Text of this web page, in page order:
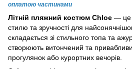
оплатою частинами
Літній пляжний костюм Chloe — це
стилю та зручності для
складається зі стильного топа та
створюють витончений та
прогулянок або курортних вечорів.